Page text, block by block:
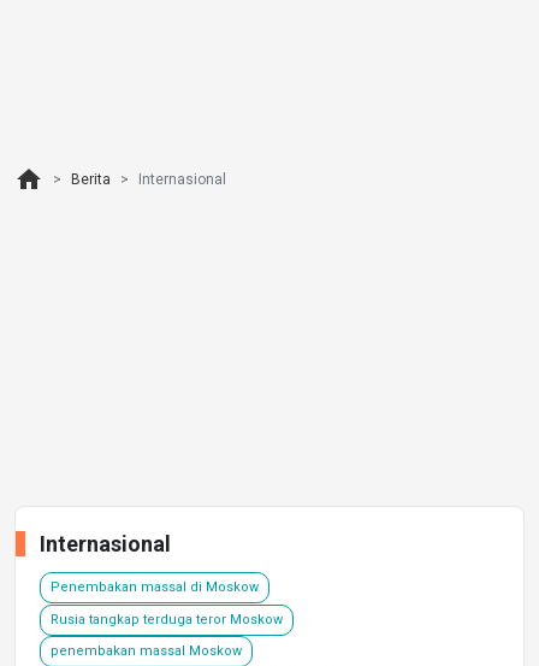
home Berita Internasional
Internasional
Penembakan massal di Moskow
Rusia tangkap terduga teror Moskow
penembakan massal Moskow